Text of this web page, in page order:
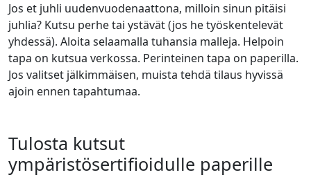
Jos et juhli uudenvuodenaattona, milloin sinun pitäisi
juhlia? Kutsu perhe tai ystävät (jos he työskentelevät
yhdessä). Aloita selaamalla tuhansia malleja. Helpoin
tapa on kutsua verkossa. Perinteinen tapa on paperilla.
Jos valitset jälkimmäisen, muista tehdä tilaus hyvissä
ajoin ennen tapahtumaa.
Tulosta kutsut
ympäristösertifioidulle paperille